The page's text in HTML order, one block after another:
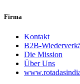
Firma
Kontakt
B2B-
Die Mission
Über Uns